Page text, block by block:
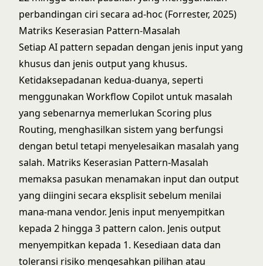
perbandingan ciri secara ad-hoc (Forrester, 2025)
Matriks Keserasian Pattern-Masalah
Setiap AI pattern sepadan dengan jenis input yang
khusus dan jenis output yang khusus.
Ketidaksepadanan kedua-duanya, seperti
menggunakan Workflow Copilot untuk masalah
yang sebenarnya memerlukan Scoring plus
Routing, menghasilkan sistem yang berfungsi
dengan betul tetapi menyelesaikan masalah yang
salah. Matriks Keserasian Pattern-Masalah
memaksa pasukan menamakan input dan output
yang diingini secara eksplisit sebelum menilai
mana-mana vendor. Jenis input menyempitkan
kepada 2 hingga 3 pattern calon. Jenis output
menyempitkan kepada 1. Kesediaan data dan
toleransi risiko mengesahkan pilihan atau